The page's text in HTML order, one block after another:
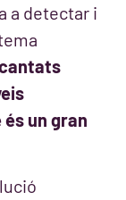
a detectar i
un gran